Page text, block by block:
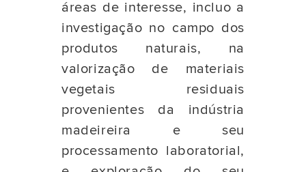
áreas de interesse, incluo a
investigação no campo dos
produtos naturais, na
valorização de materiais
vegetais residuais
provenientes da indústria
madeireira e seu
processamento laboratorial,